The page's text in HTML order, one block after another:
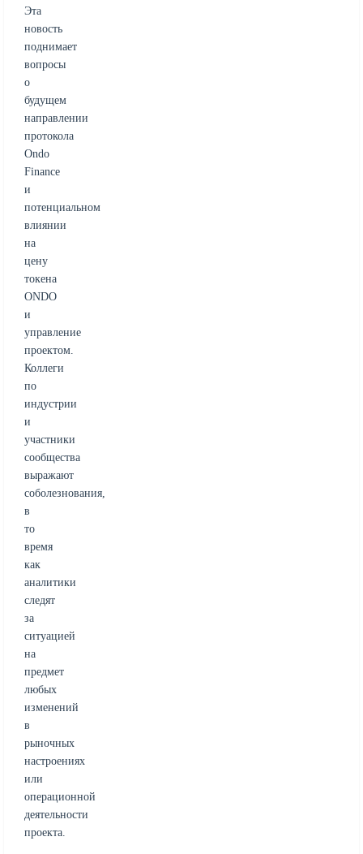
Эта
новость
поднимает
вопросы
о
будущем
направлении
протокола
Ondo
Finance
и
потенциальном
влиянии
на
цену
токена
ONDO
и
управление
проектом.
Коллеги
по
индустрии
и
участники
сообщества
выражают
соболезнования,
в
то
время
как
аналитики
следят
за
ситуацией
на
предмет
любых
изменений
в
рыночных
настроениях
или
операционной
деятельности
проекта.